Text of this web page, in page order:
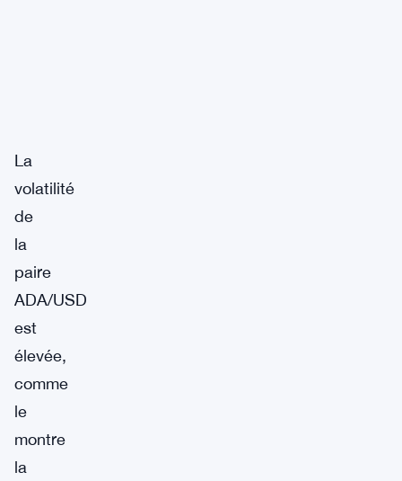
La
volatilité
de
la
paire
ADA/USD
est
élevée,
comme
le
montre
la